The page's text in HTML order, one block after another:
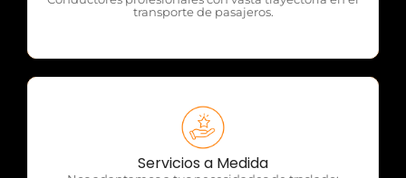
transporte de pasajeros.
Servicios a Medida
OTP Servicios